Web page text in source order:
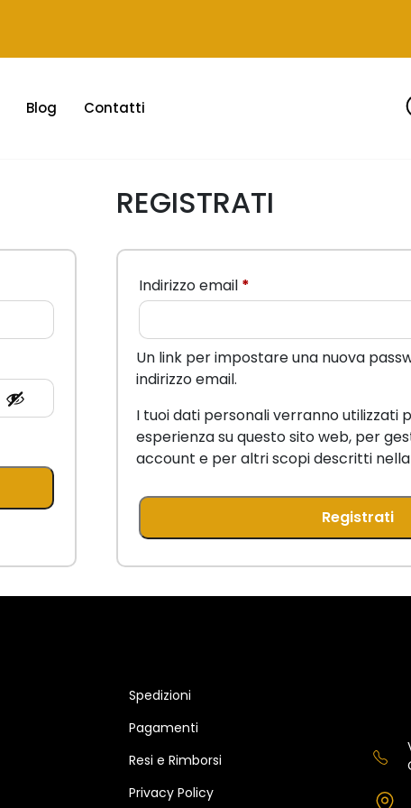
Blog Contatti
REGISTRATI
Indirizzo email *
Un link per impostare una nuova
indirizzo email.
I tuoi dati personali verranno utilizzati
esperienza su questo sito web, per
account e per altri scopi descritti
Registrati
Spedizioni
Pagamenti
Resi e Rimborsi
Privacy Policy